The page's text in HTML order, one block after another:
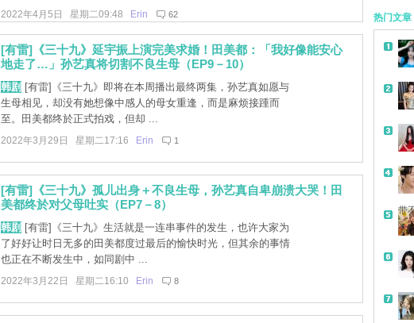
2022年4月5日 星期二09:48 Erin 62
[有雷]《三十九》延宇振上演完美求婚！田美都：「我好像能安心
地走了…」孙艺真将切割不良生母（EP9－10）
韩剧 [有雷]《三十九》即将在本周播出最终两集，孙艺真如愿与
生母相见，却没有她想像中感人的母女重逢，而是麻烦接踵而
至。田美都终於正式拍戏，但却 ...
2022年3月29日 星期二17:16 Erin 1
[有雷]《三十九》孤儿出身＋不良生母，孙艺真自卑崩溃大哭！田
美都终於对父母吐实（EP7－8）
韩剧 [有雷]《三十九》生活就是一连串事件的发生，也许大家为
了好好让时日无多的田美都度过最后的愉快时光，但其余的事情
也正在不断发生中，如同剧中 ...
2022年3月22日 星期二16:10 Erin 8
热门文章
带